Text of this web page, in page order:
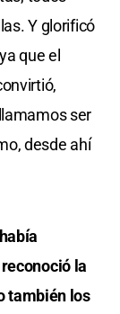
Y glorificó
que el
ser
desde ahí
la
también los